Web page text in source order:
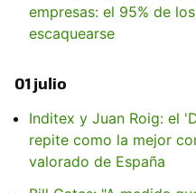
empresas: el 95% de
escaquearse
01 julio
Inditex y Juan Roig: el
repite como la mejor
valorado de España